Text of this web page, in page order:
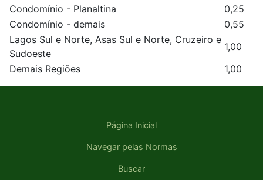
Condomínio - Planaltina
0,25
Condomínio - demais
0,55
Lagos Sul e Norte, Asas Sul e Norte, Cruzeiro e
Sudoeste
1,00
Demais Regiões
1,00
Página Inicial
Navegar pelas Normas
Buscar